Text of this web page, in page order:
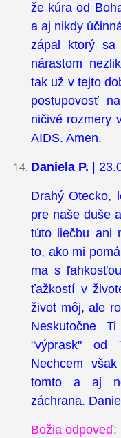
že kúra od
a aj nikdy
zápal ktorý
nárastom
tak už v tejto
postupovosť
ničivé rozmery
AIDS. Amen.
Daniela P. |
Drahý Otecko,
pre naše duše
túto liečbu ani
to, ako mi
ma s
ťažkostí v
život môj, ale
Neskutočne
"výprask" od
Nechcem
tomto a aj
záchrana.
Božia odpoveď: